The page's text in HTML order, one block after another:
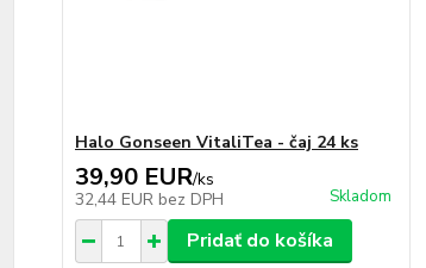
Halo Gonseen VitaliTea - čaj 24 ks
39,90 EUR/ks
32,44 EUR bez DPH Skladom
Pridať do košíka